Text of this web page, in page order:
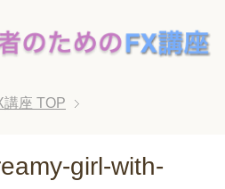
講座 TOP
girl-with-